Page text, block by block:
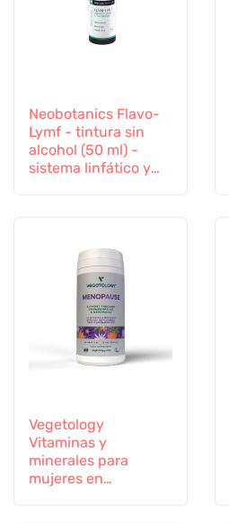
Neobotanics Flavo-
Lymf - tintura sin
alcohol (50 ml) -
sistema linfático y
Vegetology
Vitaminas y
minerales para
mujeres en